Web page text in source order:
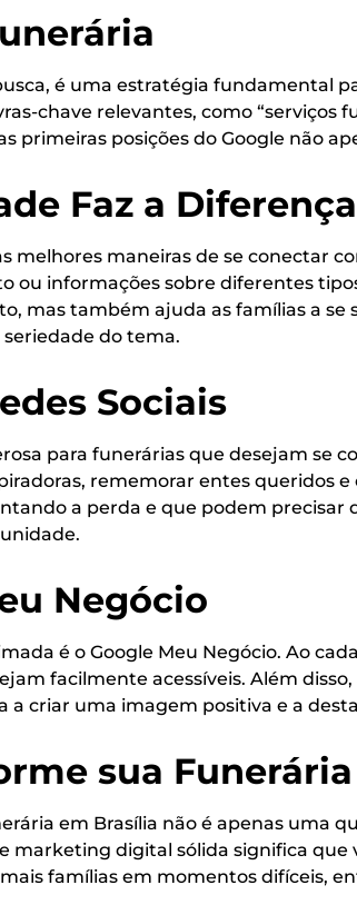
é uma estratégia fundamental
chave relevantes, como “serviços
primeiras posições do Google não
Faz a Diferença
melhores maneiras de se conectar
ou informações sobre diferentes
mas também ajuda as famílias a
do tema.
Sociais
para funerárias que desejam
rememorar entes queridos
a perda e que podem precisar
Negócio
é o Google Meu Negócio. Ao
facilmente acessíveis. Além
a criar uma imagem positiva e a
sua
em Brasília não é apenas uma
marketing digital sólida significa
famílias em momentos difíceis,